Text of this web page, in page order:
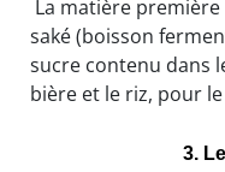
La matière
saké (boisson
sucre contenu dans
bière et le riz, pour le
3.